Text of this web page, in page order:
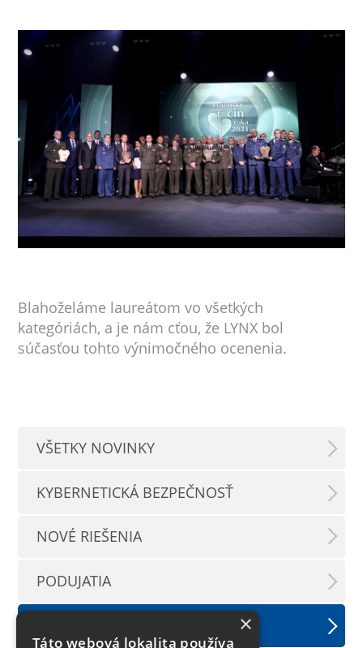
Blahoželáme laureátom vo všetkých
kategóriách, a je nám cťou, že LYNX bol
súčasťou tohto výnimočného ocenenia.
VŠETKY NOVINKY
KYBERNETICKÁ BEZPEČNOSŤ
NOVÉ RIEŠENIA
PODUJATIA
×
Táto webová lokalita používa